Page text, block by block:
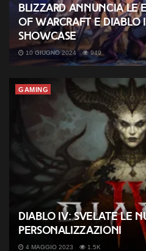
Blizzard annuncia le
of Warcraft e Diablo
Showcase
10 GIUGNO 2024 949
GAMING
Diablo IV: svelate le
personalizzazioni
4 MAGGIO 2023 1.5K